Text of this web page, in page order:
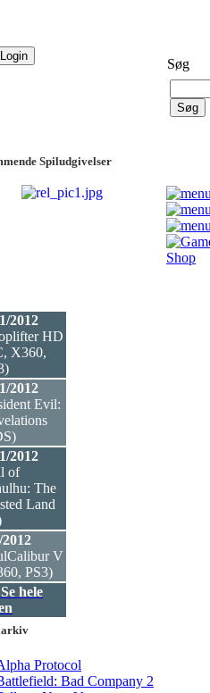
Søg
Spiludgivelser
2012
HD
X360,
)
2012
Evil:
)
2012
of
The
Land
2012
V
PS3)
hele